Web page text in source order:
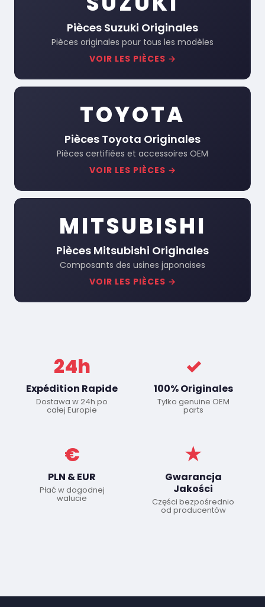
Pièces Suzuki Originales
Pièces originales pour tous les modèles
VOIR LES PIÈCES →
TOYOTA
Pièces Toyota Originales
Pièces certifiées et accessoires OEM
VOIR LES PIÈCES →
MITSUBISHI
Pièces Mitsubishi Originales
Composants des usines japonaises
VOIR LES PIÈCES →
24h
Expédition Rapide
Dostawa w 24h po
całej Europie
✓
100% Originales
Tylko genuine OEM
parts
€
PLN & EUR
Płać w dogodnej
walucie
★
Gwarancja
Jakości
Części bezpośrednio
od producentów